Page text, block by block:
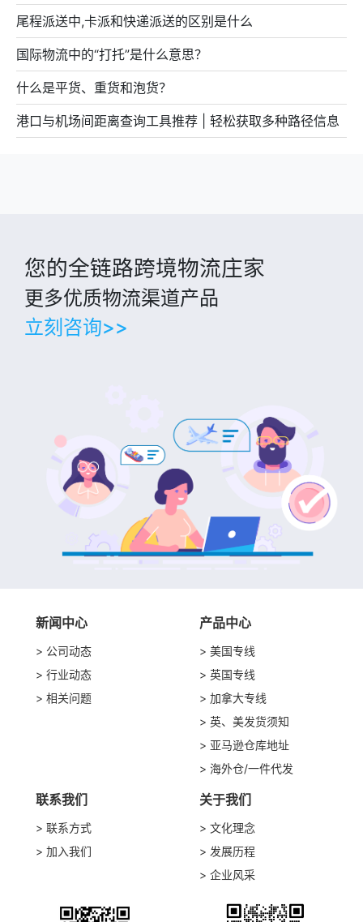
尾程派送中,卡派和快递派送的区别是什么
国际物流中的“打托”是什么意思？
什么是平货、重货和泡货？
港口与机场间距离查询工具推荐 | 轻松获取多种路径信息
您的全链路跨境物流庄家
更多优质物流渠道产品
立刻咨询>>
新闻中心
公司动态
行业动态
相关问题
产品中心
美国专线
英国专线
加拿大专线
英、美发货须知
亚马逊仓库地址
海外仓/一件代发
联系我们
联系方式
加入我们
关于我们
文化理念
发展历程
企业风采